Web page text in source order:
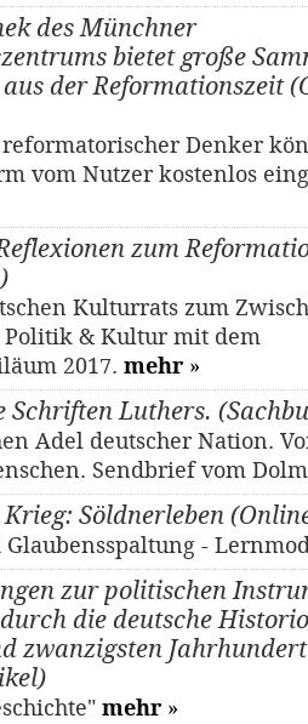
des Münchner
bietet große
der Reformationszeit
Denker
vom Nutzer kostenlos
zum
Kulturrats zum
Politik & Kultur mit dem
2017. mehr »
Schriften Luthers.
Adel deutscher Nation.
Sendbrief vom
Söldnerleben
-
zur politischen
die deutsche
zwanzigsten
mehr »